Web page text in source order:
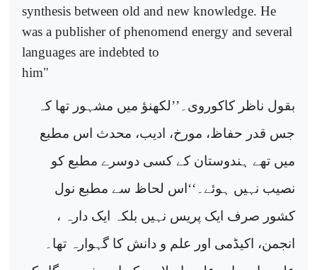
synthesis between old and new knowledge. He
was a publisher of phenomend energy and several
languages are indebted to
him"
بقول ناظر کاکوروی۔’’لکھنؤ میں مشہور تھا کہ
جس قدر حفاظ، مورخ، ادیب، محدث اس مطبع
میں تھے ہندوستان کے کسی دوسرے مطبع کو
نصیب نہیں ہوئے۔‘‘اس لحاظ سے مطبع نول
کشور صرف ایک پریس نہیں بلکہ ایک دارہ ،
انجمن، اکیڈمی اور علم و دانش کا گہوارہ تھا۔